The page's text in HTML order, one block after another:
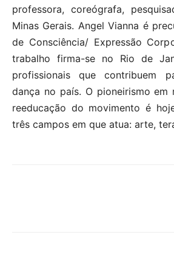
professora, coreógrafa,
Minas Gerais. Angel Vianna é
de Consciência/ Expressão
trabalho firma-se no Rio de
profissionais que contribuem
dança no país. O pioneirismo em
reeducação do movimento é
três campos em que atua: arte,